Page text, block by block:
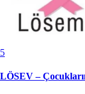
5
LÖSEV –